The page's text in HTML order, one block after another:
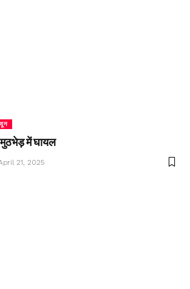
मुठभेड़ में घायल
21, 2025